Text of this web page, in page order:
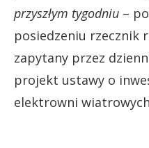
przyszłym tygodniu –
posiedzeniu rzecznik
zapytany przez
projekt ustawy o
elektrowni